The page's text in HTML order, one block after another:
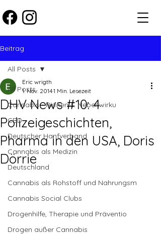
Beitrag
All Posts
Cannabis - Risiken & Nebenwirku
CBD
Deutscher Hanfverband
Cannabis als Medizin
Deutschland
Cannabis als Rohstoff und Nahrungsm
Cannabis Social Clubs
Drogenhilfe, Therapie und Präventio
Drogen außer Cannabis
All Posts
DHV News #10: 4
Polizeigeschichten,
Pharma in den USA, Doris
Dörrie
Eric wrigth
1. Nov. 20141 Min. Lesezeit